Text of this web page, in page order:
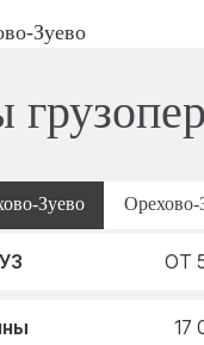
Зуево
Зуево
ОТ
17